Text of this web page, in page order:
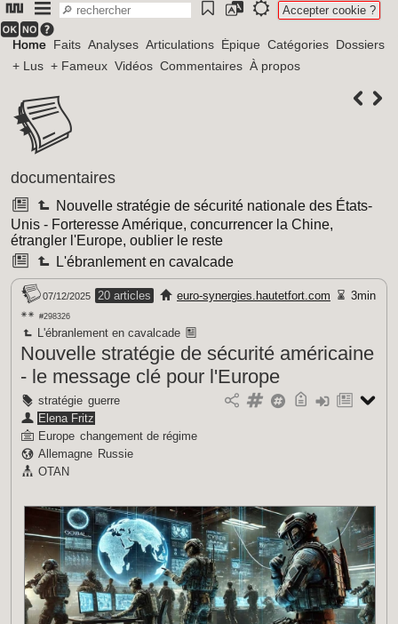
Accepter cookie ?
Home Faits Analyses Articulations Épique Catégories Dossiers
+ Lus + Fameux Vidéos Commentaires À propos
documentaires
Nouvelle stratégie de sécurité nationale des États-
Unis - Forteresse Amérique, concurrencer la Chine,
étrangler l'Europe, oublier le reste
L'ébranlement en cavalcade
07/12/2025 20 articles euro-synergies.hautetfort.com 3min
#298326
L'ébranlement en cavalcade
Nouvelle stratégie de sécurité américaine
- le message clé pour l'Europe
stratégie guerre
Elena Fritz
Europe changement de régime
Allemagne Russie
OTAN